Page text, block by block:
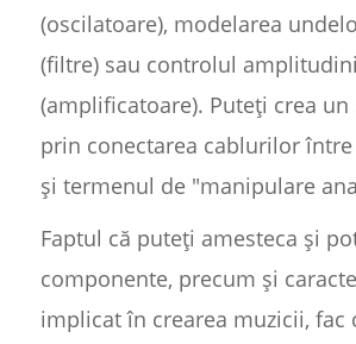
(oscilatoare), modelarea
(filtre) sau controlul
(amplificatoare). Puteți crea
prin conectarea cablurilor
și termenul de "manipulare
Faptul că puteți amesteca și
componente, precum și
implicat în crearea muzicii, fac